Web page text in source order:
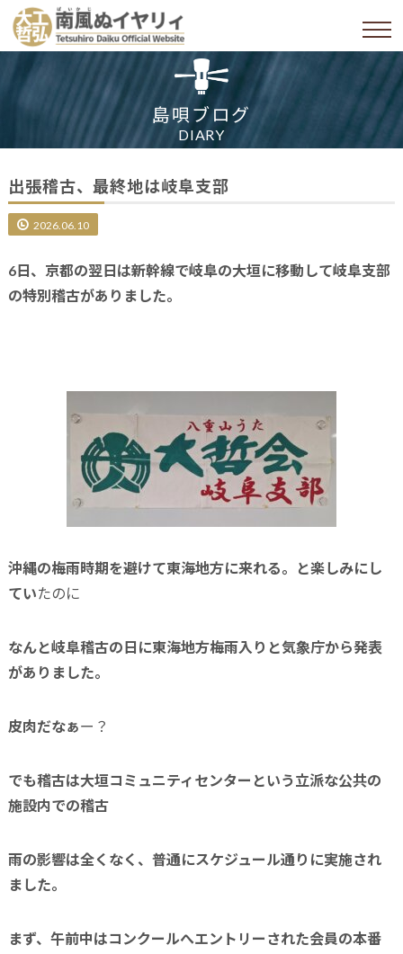
島唄ブログ
DIARY
出張稽古、最終地は岐阜支部
2026.06.10
6日、京都の翌日は新幹線で岐阜の大垣に移動して岐阜支部
の特別稽古がありました。
沖縄の梅雨時期を避けて東海地方に来れる。と楽しみにし
ていたのに
なんと岐阜稽古の日に東海地方梅雨入りと気象庁から発表
がありました。
皮肉だなぁー？
でも稽古は大垣コミュニティセンターという立派な公共の
施設内での稽古
雨の影響は全くなく、普通にスケジュール通りに実施され
ました。
まず、午前中はコンクールへエントリーされた会員の本番